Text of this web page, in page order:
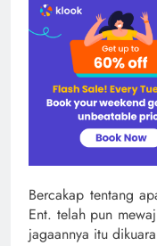
Bercakap tentang
Ent. telah pun
jagaannya itu